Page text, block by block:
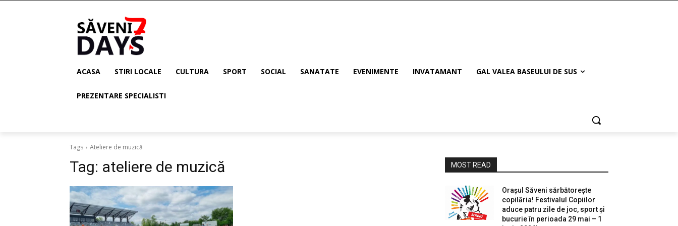
ACASA STIRI LOCALE CULTURA SPORT SOCIAL SANATATE EVENIMENTE INVATAMANT GAL VALEA BASEULUI DE SUS
PREZENTARE SPECIALISTI
Tags Ateliere de muzică
Tag: ateliere de muzică MOST READ
Orașul Săveni sărbătorește
copilăria! Festivalul Copiilor
aduce patru zile de joc, sport și
bucurie în perioada 29 mai – 1